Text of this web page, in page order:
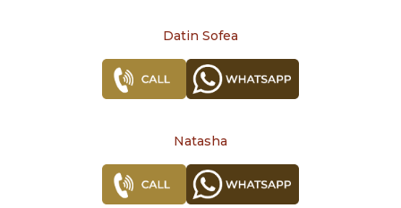
Datin Sofea
Natasha